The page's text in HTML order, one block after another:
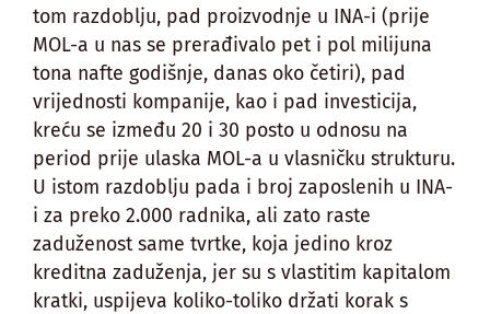
tom razdoblju, pad proizvodnje u INA-i (prije
MOL-a u nas se prerađivalo pet i pol milijuna
tona nafte godišnje, danas oko četiri), pad
vrijednosti kompanije, kao i pad investicija,
kreću se između 20 i 30 posto u odnosu na
period prije ulaska MOL-a u vlasničku strukturu.
U istom razdoblju pada i broj zaposlenih u INA-
i za preko 2.000 radnika, ali zato raste
zaduženost same tvrtke, koja jedino kroz
kreditna zaduženja, jer su s vlastitim kapitalom
kratki, uspijeva koliko-toliko držati korak s